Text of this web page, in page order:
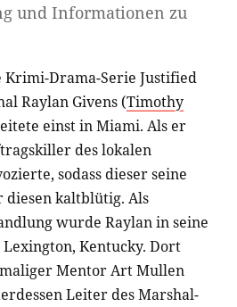
und Informationen zu
Krimi-Drama-Serie Justified
Raylan Givens (Timothy
einst in Miami. Als er
des lokalen
sodass dieser seine
diesen kaltblütig. Als
wurde Raylan in seine
Kentucky. Dort
Mentor Art Mullen
Leiter des Marshal-